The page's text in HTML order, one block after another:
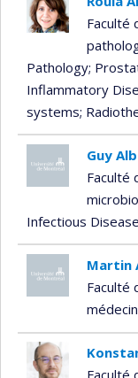
Faculté
Pathology;
Inflammatory
systems;
Guy
Faculté
Infectious
Martin
Faculté